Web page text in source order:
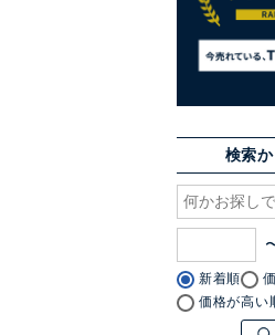
検索
新着順
価格が高い